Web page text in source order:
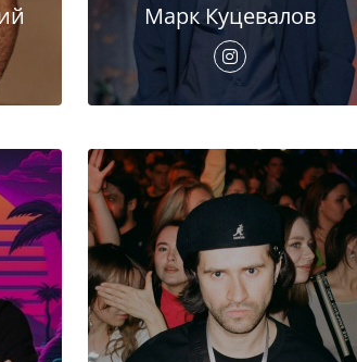
Марк Куцевалов